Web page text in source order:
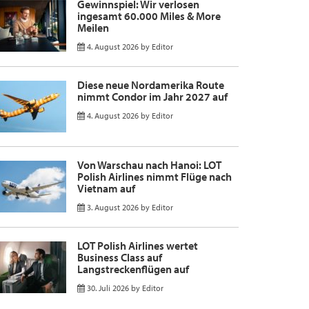
Gewinnspiel: Wir verlosen
ingesamt 60.000 Miles & More
Meilen
4. August 2026 by Editor
Diese neue Nordamerika Route
nimmt Condor im Jahr 2027 auf
4. August 2026 by Editor
Von Warschau nach Hanoi: LOT
Polish Airlines nimmt Flüge nach
Vietnam auf
3. August 2026 by Editor
LOT Polish Airlines wertet
Business Class auf
Langstreckenflügen auf
30. Juli 2026 by Editor